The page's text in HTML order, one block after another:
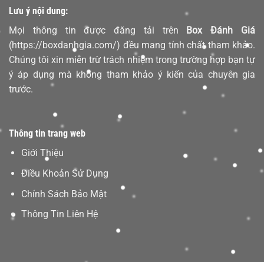
Lưu ý nội dung:
Mọi thông tin được đăng tải trên Box Đánh Giá
(https://boxdanhgia.com/) đều mang tính chất tham khảo.
Chúng tôi xin miễn trừ trách nhiệm trong trường hợp bạn tự
ý áp dụng mà không tham khảo ý kiến của chuyên gia
trước.
Thông tin trang web
Giới Thiệu
Điều Khoản Sử Dụng
Chính Sách Bảo Mật
Thông Tin Liên Hệ